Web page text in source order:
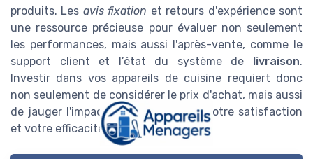
produits. Les avis fixation et retours d'expérience sont
une ressource précieuse pour évaluer non seulement
les performances, mais aussi l'après-vente, comme le
support client et l’état du système de livraison.
Investir dans vos appareils de cuisine requiert donc
non seulement de considérer le prix d'achat, mais aussi
de jauger l'impact à long terme sur votre satisfaction
et votre efficacité quotidienne.